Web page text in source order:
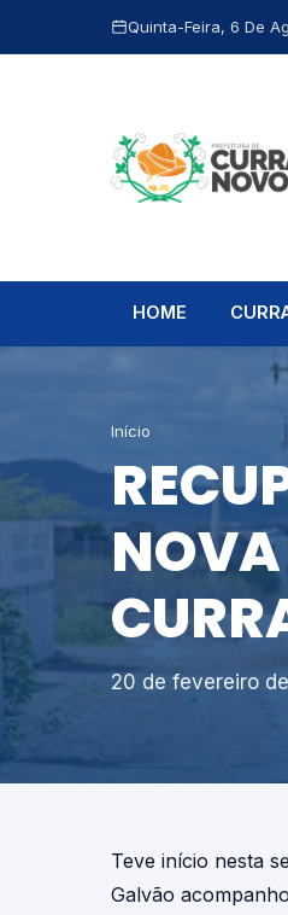
Quinta-Feira, 6 De
HOME
Início
NOVA
20 de fevereiro
Teve início nesta
Galvão